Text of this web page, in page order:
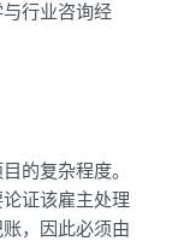
行业咨询经
的复杂程度。
证该雇主处理
，因此必须由